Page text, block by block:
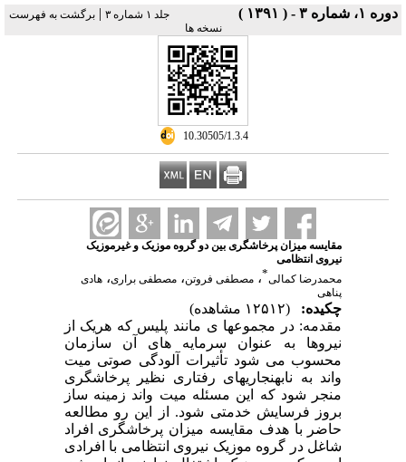
دوره ۱، شماره ۳ - ( ۱۳۹۱ ) جلد ۱ شماره ۳ |برگشت به فهرست
نسخه ها
‎ 10.30505/1.3.4
مقایسه میزان پرخاشگری بین دو گروه موزیک و غیرموزیک
نیروی انتظامی
محمدرضا کمالی*، مصطفی فروتن، مصطفی براری، هادی
پناهی
چکیده:
(۱۲۵۱۲ مشاهده)
مقدمه: در مجموعها ی مانند پلیس که هریک از
نیروها به عنوان سرمایه های آن سازمان
محسوب می شود تأثیرات آلودگی صوتی میت
واند به نابهنجاریهای رفتاری نظیر پرخاشگری
منجر شود که این مسئله میت واند زمینه ساز
بروز فرسایش خدمتی شود. از این رو مطالعه
حاضر با هدف مقایسه میزان پرخاشگری افراد
شاغل در گروه موزیک نیروی انتظامی با افرادی